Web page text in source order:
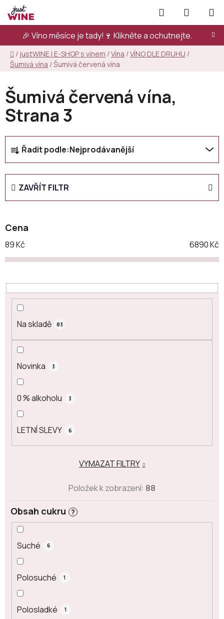
Přejít
na
obsah
🎉 Víno měsíce je tady!🍷 Klikněte a ochutnejte.
Hledat
KOŠÍK
Domů
/ justWINE | E-SHOP s vínem /Vína /VÍNO DLE DRUHU /
Šumivá vína /Šumivá červená vína
Šumivá červená vína,
Strana 3
Ř
a
z
n
r
o
d
k
t
Řadit podle:Nejprodávanější
ZAVŘÍT FILTR
Cena
89Kč 6890Kč
Na skladě 83
Novinka 3
0 % alkoholu 3
LETNÍ SLEVY 6
Obsah cukru ?
Suché 6
Polosuché 1
Polosladké 1
VYMAZAT FILTRY
Položek k zobrazení: 88